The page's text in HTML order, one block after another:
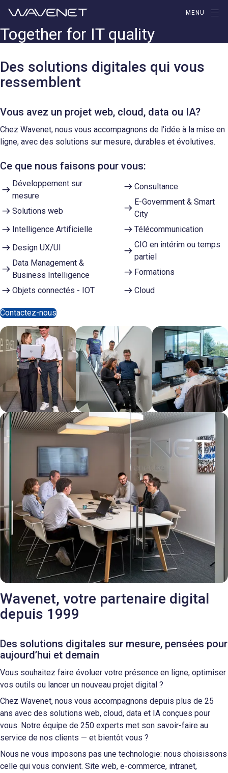
contenu
MENU
Together for IT quality
Des solutions digitales qui vous
ressemblent
Vous avez un projet web, cloud, data ou IA?
Chez Wavenet, nous vous accompagnons de l'idée à la mise en
ligne, avec des solutions sur mesure, durables et évolutives.
Ce que nous faisons pour vous:
Développement sur
mesure
Solutions web
Intelligence Artificielle
Design UX/UI
Data Management &
Business Intelligence
Objets connectés - IOT
Consultance
E-Government & Smart
City
Télécommunication
CIO en intérim ou temps
partiel
Formations
Cloud
Contactez-nous
Wavenet, votre partenaire digital
depuis 1999
Des solutions digitales sur mesure, pensées pour
aujourd’hui et demain
Vous souhaitez faire évoluer votre présence en ligne, optimiser
vos outils ou lancer un nouveau projet digital ?
Chez Wavenet, nous vous accompagnons depuis plus de 25
ans avec des solutions web, cloud, data et IA conçues pour
vous. Notre équipe de 250 experts met son savoir-faire au
service de nos clients — et bientôt vous ?
Nous ne vous imposons pas une technologie: nous choisissons
celle qui vous convient. Site web, e-commerce, intranet,